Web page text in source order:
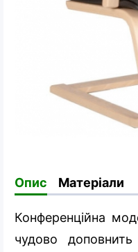
Опис Матеріали
Конференційна
чудово